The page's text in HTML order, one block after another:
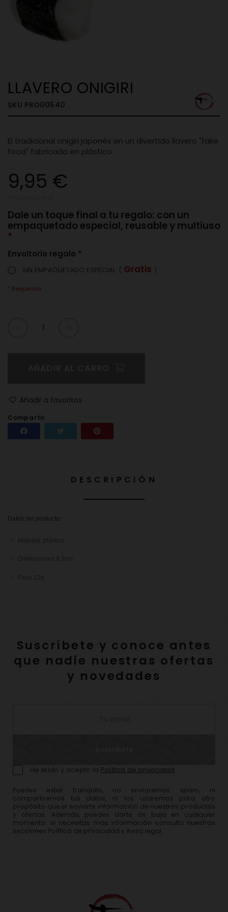
LLAVERO ONIGIRI
SKU PRO00540
El tradicional onigiri japonés en un divertido llavero "fake
food" fabricado en plástico.
9,95 €
Dale un toque final a tu regalo: con un
empaquetado especial, reusable y multiuso
Envoltorio regalo
SIN EMPAQUETADO ESPECIAL ( Gratis )
* Requerido
Añadir a favoritos
Compartir
Compartir Tuitear
DESCRIPCIÓN
Datos del producto:
Suscríbete y conoce antes
que nadie nuestras ofertas
y novedades
Puedes estar tranquilo, no enviaremos spam, ni
compartiremos tus datos, ni los usaremos para otro
propósito que el enviarte información de nuestros productos
y ofertas. Además, puedes darte de baja en cualquier
momento: si necesitas más información consulta nuestras
secciones Política de privacidad y Aviso legal.
He leído y acepto la Política de privacidad